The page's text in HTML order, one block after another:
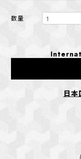
数量
日本